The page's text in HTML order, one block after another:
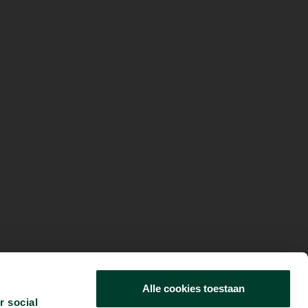
social
Alle cookies toestaan